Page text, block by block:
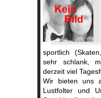
sportlich
sehr schlank,
derzeit viel
Wir bieten uns
Lustfolter und